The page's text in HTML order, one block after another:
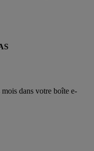
dans votre boîte e-